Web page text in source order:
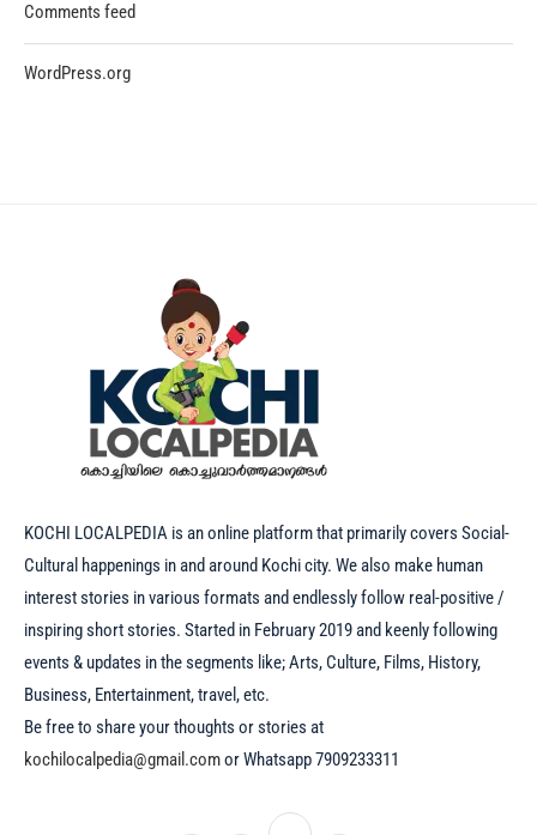
Comments feed
WordPress.org
KOCHI LOCALPEDIA is an online platform that primarily covers Social-
Cultural happenings in and around Kochi city. We also make human
interest stories in various formats and endlessly follow real-positive /
inspiring short stories. Started in February 2019 and keenly following
events & updates in the segments like; Arts, Culture, Films, History,
Business, Entertainment, travel, etc.
Be free to share your thoughts or stories at
kochilocalpedia@gmail.comor Whatsapp 7909233311